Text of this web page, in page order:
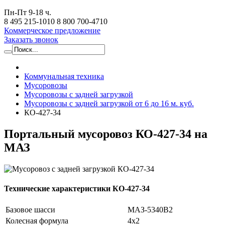
Пн-Пт 9-18 ч.
8 495 215-1010 8 800 700-4710
Коммерческое предложение
Заказать звонок
Коммунальная техника
Мусоровозы
Мусоровозы с задней загрузкой
Мусоровозы с задней загрузкой от 6 до 16 м. куб.
КО-427-34
Портальный мусоровоз КО-427-34 на
МАЗ
Технические характеристики КО-427-34
Базовое шасси
МАЗ-5340В2
Колесная формула
4х2